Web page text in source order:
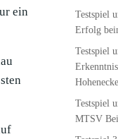
ein
Testspiel
Erfolg
Testspiel
Testspiel
MTSV